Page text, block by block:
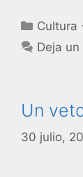
Cultura
Deja
Un
30 julio,